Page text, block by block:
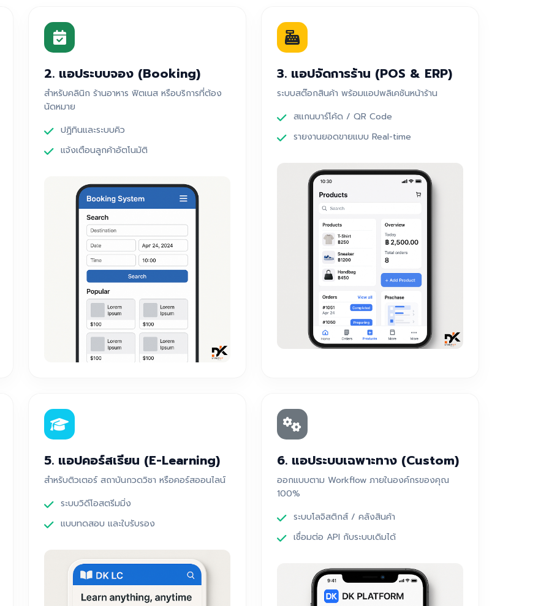
2. แอประบบจอง (Booking)
สำหรับคลินิก ร้านอาหาร ฟิตเนส หรือบริการที่ต้อง
นัดหมาย
ปฏิทินและระบบคิว
แจ้งเตือนลูกค้าอัตโนมัติ
3. แอปจัดการร้าน (POS & ERP)
ระบบสต๊อกสินค้า พร้อมแอปพลิเคชันหน้าร้าน
สแกนบาร์โค้ด / QR Code
รายงานยอดขายแบบ Real-time
5. แอปคอร์สเรียน (E-Learning)
สำหรับติวเตอร์ สถาบันกวดวิชา หรือคอร์สออนไลน์
ระบบวิดีโอสตรีมมิ่ง
แบบทดสอบ และใบรับรอง
6. แอประบบเฉพาะทาง (Custom)
ออกแบบตาม Workflow ภายในองค์กรของคุณ
100%
ระบบโลจิสติกส์ / คลังสินค้า
เชื่อมต่อ API กับระบบเดิมได้